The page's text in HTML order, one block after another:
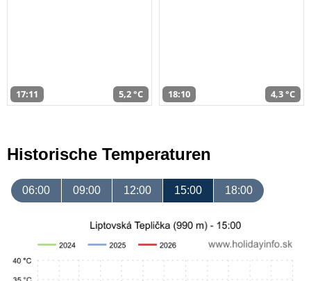
17:11 5,2 °C 18:10 4,3 °C
Historische Temperaturen
06:00 09:00 12:00 15:00 18:00